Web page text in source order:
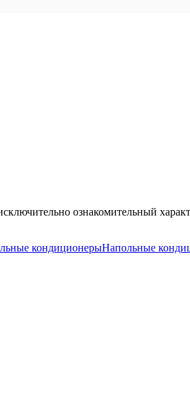
ознакомительный
кондиционерыНапольные